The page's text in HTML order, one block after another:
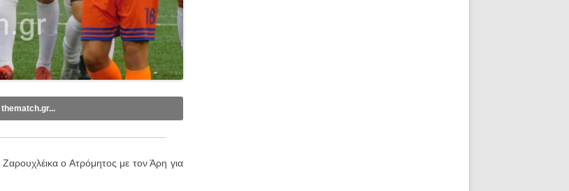
thematch.gr...
ο Ατρόμητος με τον Άρη για